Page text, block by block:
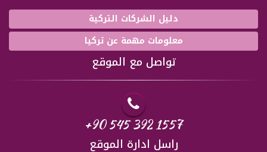
دليل الشركات التركية
معلومات مهمة عن تركيا
تواصل مع الموقع
+90 545 392 1557
راسل ادارة الموقع